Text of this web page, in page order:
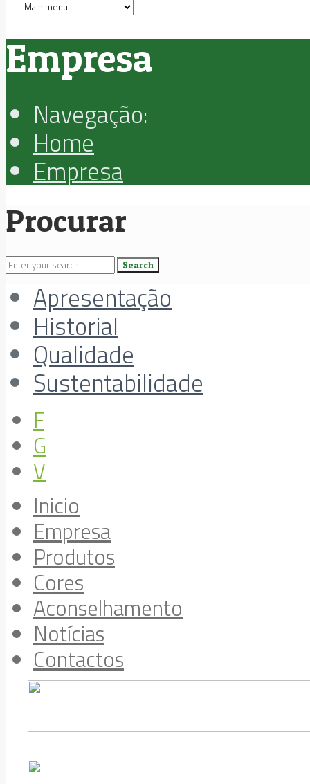
Empresa
Navegação:
Home
Empresa
Procurar
Apresentação
Historial
Qualidade
Sustentabilidade
F
G
V
Inicio
Empresa
Produtos
Cores
Aconselhamento
Notícias
Contactos